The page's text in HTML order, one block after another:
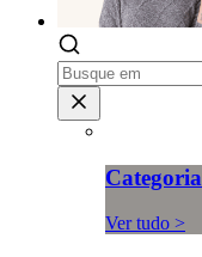
Categoria
Ver tudo >